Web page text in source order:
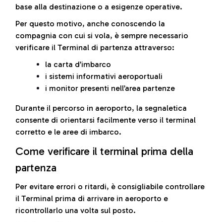
base alla destinazione o a esigenze operative.
Per questo motivo, anche conoscendo la
compagnia con cui si vola, è sempre necessario
verificare il Terminal di partenza attraverso:
la carta d’imbarco
i sistemi informativi aeroportuali
i monitor presenti nell’area partenze
Durante il percorso in aeroporto, la segnaletica
consente di orientarsi facilmente verso il terminal
corretto e le aree di imbarco.
Come verificare il terminal prima della
partenza
Per evitare errori o ritardi, è consigliabile controllare
il Terminal prima di arrivare in aeroporto e
ricontrollarlo una volta sul posto.